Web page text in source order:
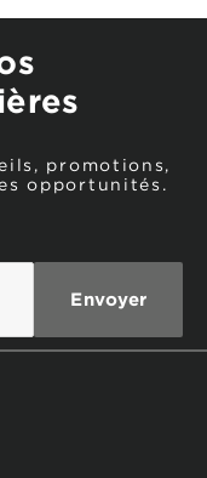
promotions,
opportunités.